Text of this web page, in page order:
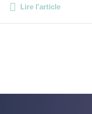
Lire l'article